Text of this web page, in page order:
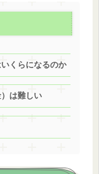
くらになるのか
は難しい